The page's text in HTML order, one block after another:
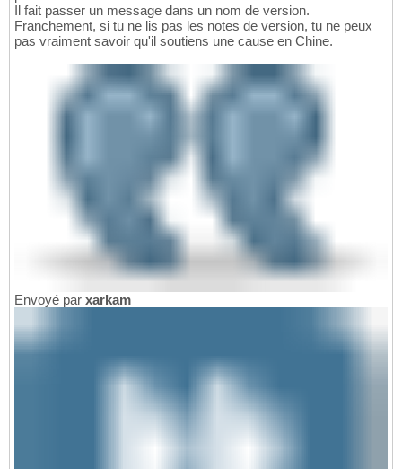
Il fait passer un message dans un nom de version.
Franchement, si tu ne lis pas les notes de version, tu ne peux
pas vraiment savoir qu'il soutiens une cause en Chine.
Envoyé par xarkam